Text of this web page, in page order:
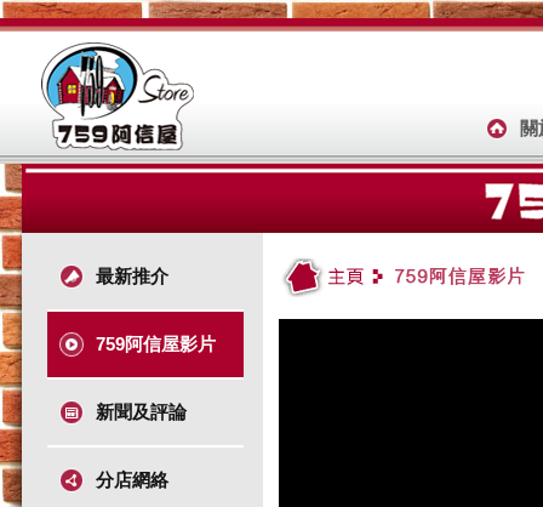
最新推介
759阿信屋影片
新聞及評論
分店網絡